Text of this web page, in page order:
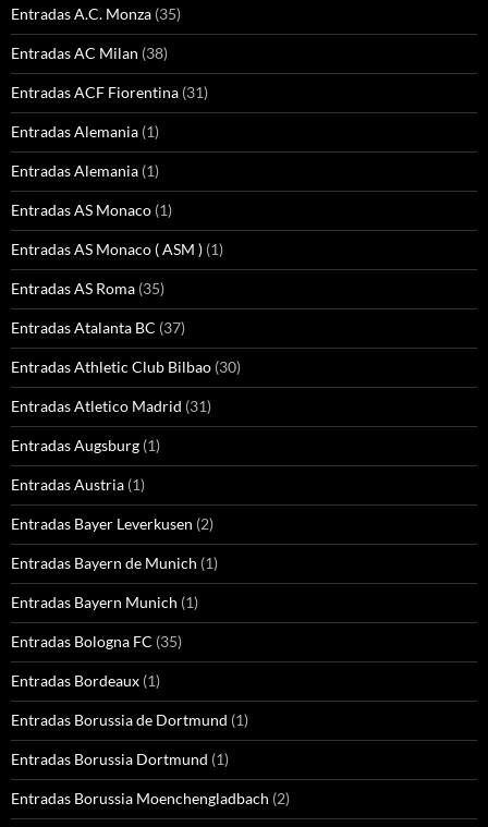
Entradas A.C. Monza (35)
Entradas AC Milan (38)
Entradas ACF Fiorentina (31)
Entradas Alemania (1)
Entradas Alemania (1)
Entradas AS Monaco (1)
Entradas AS Monaco ( ASM ) (1)
Entradas AS Roma (35)
Entradas Atalanta BC (37)
Entradas Athletic Club Bilbao (30)
Entradas Atletico Madrid (31)
Entradas Augsburg (1)
Entradas Austria (1)
Entradas Bayer Leverkusen (2)
Entradas Bayern de Munich (1)
Entradas Bayern Munich (1)
Entradas Bologna FC (35)
Entradas Bordeaux (1)
Entradas Borussia de Dortmund (1)
Entradas Borussia Dortmund (1)
Entradas Borussia Moenchengladbach (2)